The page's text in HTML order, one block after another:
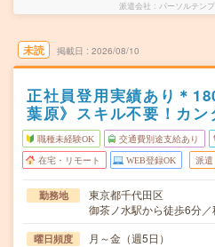
派遣会社 パーソルテン
未読 掲載日 2026/08/10
正社員登用実績あり＊
葉原》スキル不要！カン
職種未経験OK 交通費別途支給あり
在宅・リモート WEB登録OK 派遣
勤務地
東京都千代田区
御茶ノ水駅から徒歩6分
曜日頻度 月～金（週5日）